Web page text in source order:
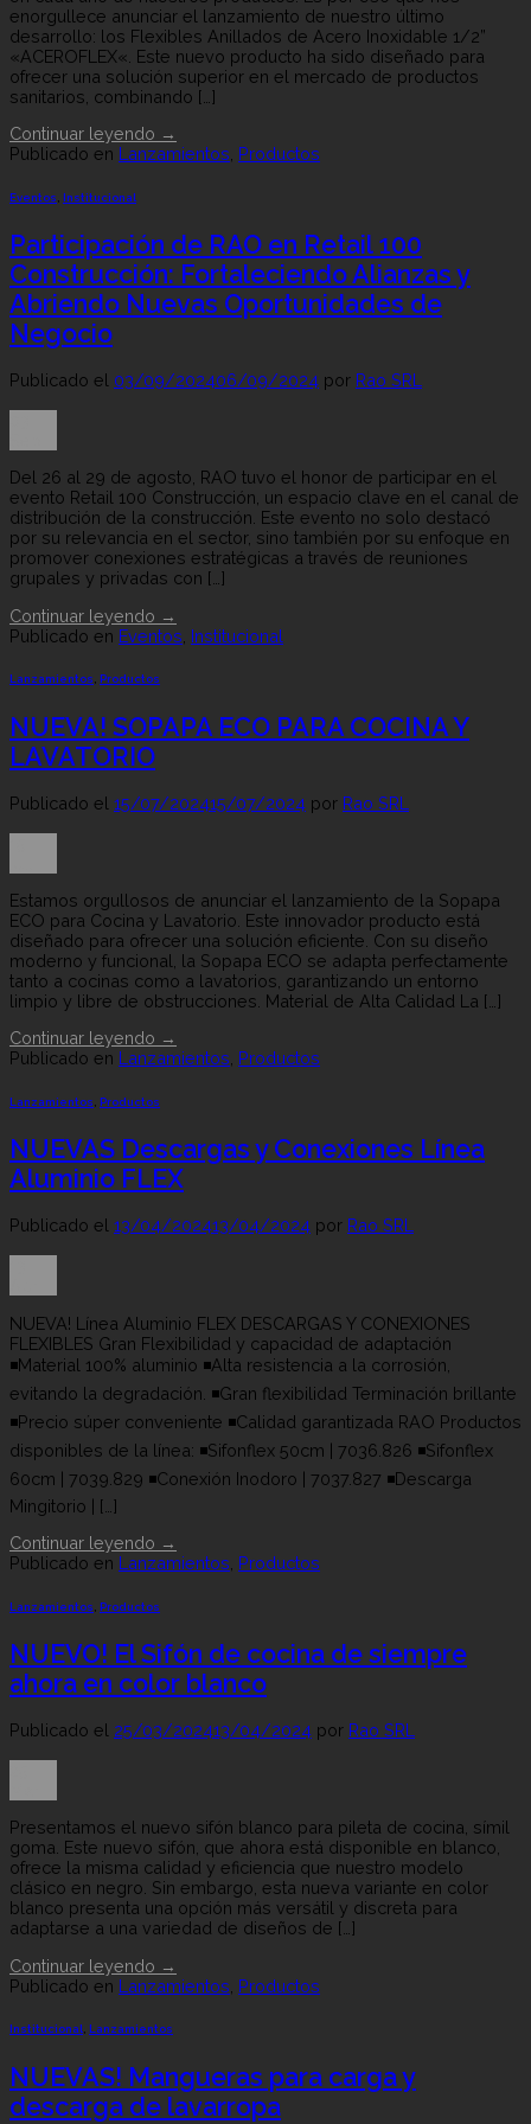
enorgullece anunciar el lanzamiento de nuestro último
desarrollo: los Flexibles Anillados de Acero Inoxidable 1/2”
«ACEROFLEX«. Este nuevo producto ha sido diseñado para
ofrecer una solución superior en el mercado de productos
sanitarios, combinando […]
Continuar leyendo →
Publicado en Lanzamientos Productos
Eventos Institucional
Participación de RAO en Retail 100
Construcción: Fortaleciendo Alianzas y
Abriendo Nuevas Oportunidades de
Negocio
Publicado el 03/09/202406/09/2024 por Rao SRL
Del 26 al 29 de agosto, RAO tuvo el honor de participar en el
evento Retail 100 Construcción, un espacio clave en el canal de
distribución de la construcción. Este evento no solo destacó
por su relevancia en el sector, sino también por su enfoque en
promover conexiones estratégicas a través de reuniones
grupales y privadas con […]
Continuar leyendo →
Publicado en Eventos Institucional
Lanzamientos, Productos
NUEVA! SOPAPA ECO PARA COCINA Y
LAVATORIO
Publicado el 15/07/202415/07/2024 por Rao SRL
Estamos orgullosos de anunciar el lanzamiento de la Sopapa
ECO para Cocina y Lavatorio. Este innovador producto está
diseñado para ofrecer una solución eficiente. Con su diseño
moderno y funcional, la Sopapa ECO se adapta perfectamente
tanto a cocinas como a lavatorios, garantizando un entorno
limpio y libre de obstrucciones. Material de Alta Calidad La […]
Continuar leyendo →
Publicado en Lanzamientos, Productos
Lanzamientos Productos
NUEVAS Descargas y Conexiones Línea
Aluminio FLEX
Publicado el 13/04/202413/04/2024 por Rao SRL
NUEVA! Línea Aluminio FLEX DESCARGAS Y CONEXIONES
FLEXIBLES Gran Flexibilidad y capacidad de adaptación
◾Material 100% aluminio ◾Alta resistencia a la corrosión,
evitando la degradación. ◾Gran flexibilidad Terminación brillante
◾Precio súper conveniente ◾Calidad garantizada RAO Productos
disponibles de la línea: ◾Sifonflex 50cm | 7036.826 ◾Sifonflex
60cm | 7039.829 ◾Conexión Inodoro | 7037.827 ◾Descarga
Mingitorio | […]
Continuar leyendo →
Publicado en Lanzamientos Productos
Lanzamientos Productos
NUEVO! El Sifón de cocina de siempre
ahora en color blanco
Publicado el 25/03/202413/04/2024 por Rao SRL
Presentamos el nuevo sifón blanco para pileta de cocina, símil
goma. Este nuevo sifón, que ahora está disponible en blanco,
ofrece la misma calidad y eficiencia que nuestro modelo
clásico en negro. Sin embargo, esta nueva variante en color
blanco presenta una opción más versátil y discreta para
adaptarse a una variedad de diseños de […]
Continuar leyendo →
Publicado en Lanzamientos Productos
Institucional, Lanzamientos
NUEVAS! Mangueras para carga y
descarga de lavarropa